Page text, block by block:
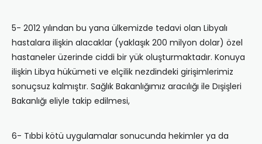
5- 2012 yılından bu yana ülkemizde tedavi olan Libyalı
hastalara ilişkin alacaklar (yaklaşık 200 milyon dolar) özel
hastaneler üzerinde ciddi bir yük oluşturmaktadır. Konuya
ilişkin Libya hükümeti ve elçilik nezdindeki girişimlerimiz
sonuçsuz kalmıştır. Sağlık Bakanlığımız aracılığı ile Dışişleri
Bakanlığı eliyle takip edilmesi,
6- Tıbbi kötü uygulamalar sonucunda hekimler ya da